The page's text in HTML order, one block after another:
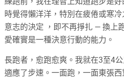
時覺得懶洋洋，特別在疲倦或寒
意志的決定 ，即不再掙扎 — 換上
愛確實是一種決意行動的能力。
長跑者，愈跑愈爽。我就在3至4
適應了步速。一面跑，一面東張